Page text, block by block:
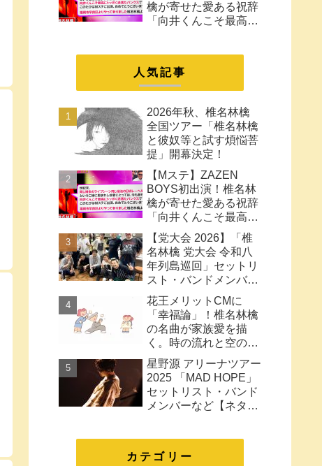
檎が寄せた愛ある祝辞
「向井くんこそ最高に
人気記事
2026年秋、椎名林檎
全国ツアー「椎名林檎
と彼奴等と試す煩悩菩
提」開幕決定！
【Mステ】ZAZEN
BOYS初出演！椎名林
檎が寄せた愛ある祝辞
「向井くんこそ最高に
トッポく洒落たパンク
ス」と密接なコラボ史
まとめ
【党大会 2026】「椎
名林檎 党大会 令和八
年列島巡回」セットリ
スト・バンドメンバー
など【ネタバレ注意】
花王メリットCMに
「幸福論」！椎名林檎
の名曲が家族愛を描
く。時の流れと空の色
に何も望みはしない様
に。
星野源 アリーナツアー
2025 「MAD HOPE」
セットリスト・バンド
メンバーなど【ネタバ
カテゴリー